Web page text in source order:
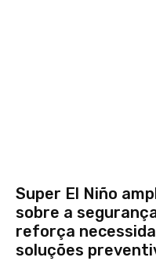
Super El Niño
sobre a
reforça
soluções